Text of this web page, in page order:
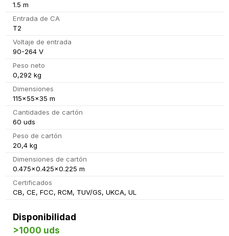
1.5 m
Entrada de CA
T2
Voltaje de entrada
90-264 V
Peso neto
0,292 kg
Dimensiones
115x55x35 m
Cantidades de cartón
60 uds
Peso de cartón
20,4 kg
Dimensiones de cartón
0.475x0.425x0.225 m
Certificados
CB, CE, FCC, RCM, TUV/GS, UKCA, UL
Disponibilidad
>1000 uds